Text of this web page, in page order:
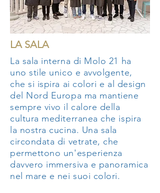
LA SALA
La sala interna di Molo 21 ha
uno stile unico e avvolgente,
che si ispira ai colori e al design
del Nord Europa ma mantiene
sempre vivo il calore della
cultura mediterranea che ispira
la nostra cucina. Una sala
circondata di vetrate, che
permettono un'esperienza
davvero immersiva e panoramica
nel mare e nei suoi colori.